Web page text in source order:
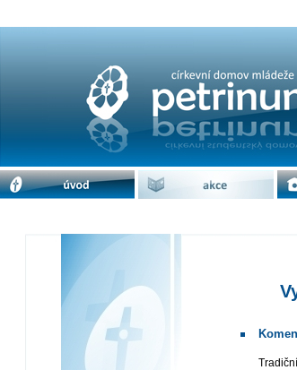
Vyhodnocení florbalového
Tradičního florbalového turnaje se letos účastnilo celkem 8 mužstev. Hrálo se
úvod akce